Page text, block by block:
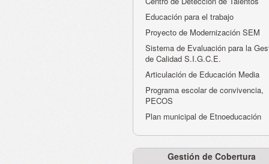
Educación para el trabajo
Proyecto de Modernización SEM
Sistema de Evaluación para la
de Calidad S.I.G.C.E.
Articulación de Educación Media
Programa escolar de convivencia,
PECOS
Plan municipal de Etnoeducación
Gestión de Cobertura